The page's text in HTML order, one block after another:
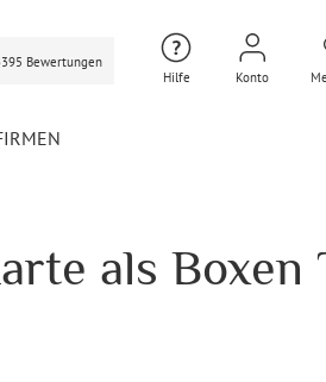
Bewertungen
Hilfe
Konto
Hochzeit Extras
Hochzeit Briefumschläge
als Boxen